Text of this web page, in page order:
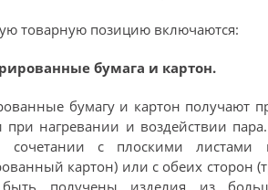
товарную позицию включаются:
бумага и картон.
бумагу и картон получают
при нагревании и воздействии
с плоскими листами
картон) или с обеих сторон